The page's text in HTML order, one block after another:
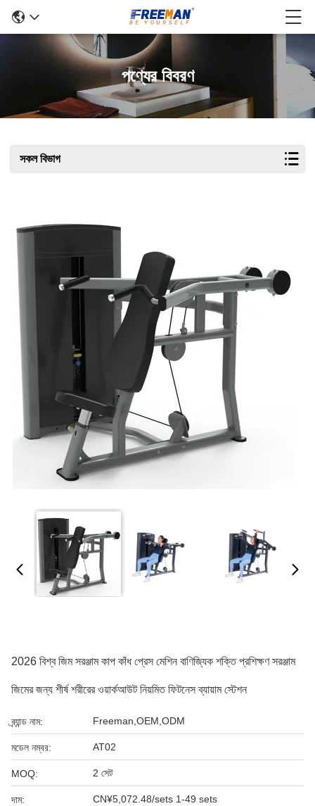
পণ্যের বিবরণ
সকল বিভাগ
2026 বিশ্ব জিম সরঞ্জাম কাপ কাঁধ প্রেস মেশিন বাণিজ্যিক শক্তি প্রশিক্ষণ সরঞ্জাম
জিমের জন্য শীর্ষ শরীরের ওয়ার্কআউট নিয়মিত ফিটনেস ব্যায়াম স্টেশন
ব্র্যান্ড নাম: Freeman,OEM,ODM
মডেল নম্বর: AT02
MOQ: 2 সেট
দাম: CN¥5,072.48/sets 1-49 sets